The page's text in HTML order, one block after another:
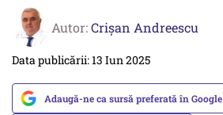
Autor:Crişan Andreescu
Data publicării: 13 Iun 2025
Adaugă-ne ca sursă preferată în Google